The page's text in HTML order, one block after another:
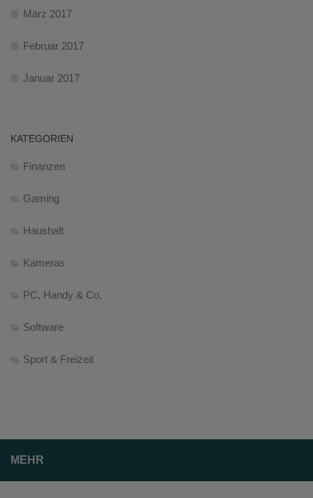
März 2017
Februar 2017
Januar 2017
KATEGORIEN
Finanzen
Gaming
Haushalt
Kameras
PC, Handy & Co.
Software
Sport & Freizeit
MEHR